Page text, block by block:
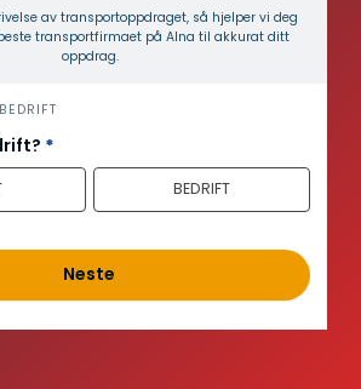
av transport­oppdraget, så hjelper vi deg
transport­firmaet på Alna til akkurat ditt
oppdrag.
*
BEDRIFT
Neste